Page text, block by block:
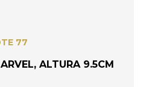
77
ALTURA 9.5CM